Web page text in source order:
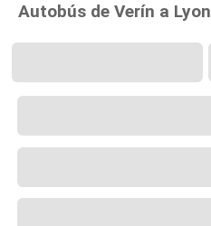
Autobús de Verín a Lyon